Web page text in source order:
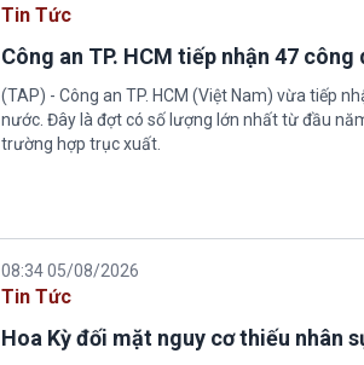
Tin Tức
Công an TP. HCM tiếp nhận 47
(TAP) - Công an TP. HCM (Việt Nam) vừa tiếp
nước. Đây là đợt có số lượng lớn nhất từ đầu
trường hợp trục xuất.
08:34 05/08/2026
Tin Tức
Hoa Kỳ đối mặt nguy cơ thiếu nhân